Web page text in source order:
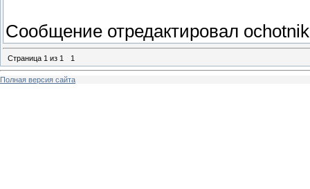
Сообщение отредактировал ochotnik
Страница 1 из 1 1
Полная версия сайта